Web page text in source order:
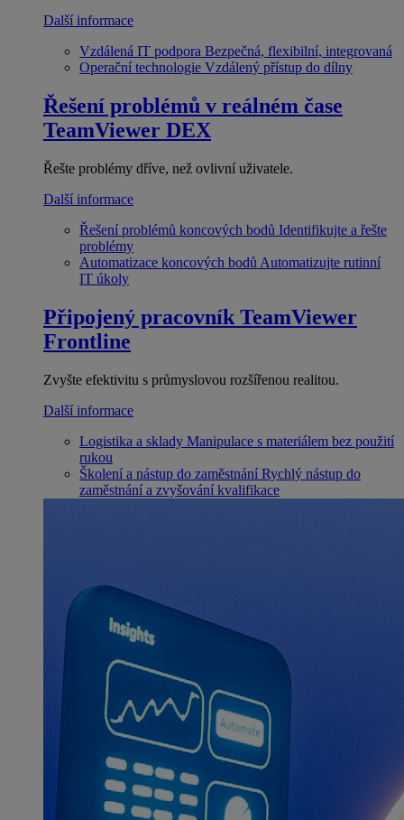
Další informace
Vzdálená IT podpora Bezpečná, flexibilní, integrovaná
Operační technologie Vzdálený přístup do dílny
Řešení problémů v reálném čase
TeamViewer DEX
Řešte problémy dříve, než ovlivní uživatele.
Další informace
Řešení problémů koncových bodů Identifikujte a řešte
problémy
Automatizace koncových bodů Automatizujte rutinní
IT úkoly
Připojený pracovník TeamViewer
Frontline
Zvyšte efektivitu s průmyslovou rozšířenou realitou.
Další informace
Logistika a sklady Manipulace s materiálem bez použití
rukou
Školení a nástup do zaměstnání Rychlý nástup do
zaměstnání a zvyšování kvalifikace